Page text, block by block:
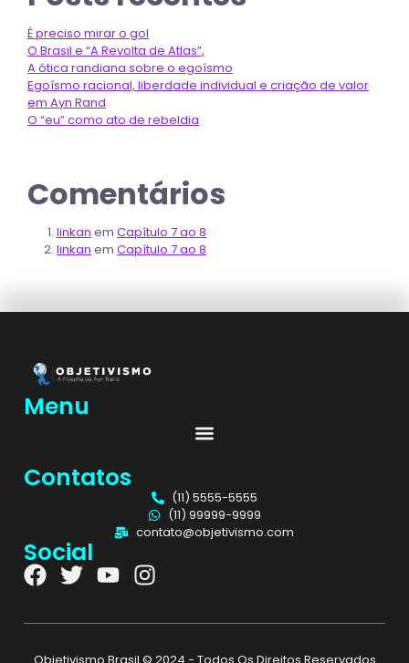
É preciso mirar o gol
O Brasil e “A Revolta de Atlas”,
A ótica randiana sobre o egoísmo
Egoísmo racional, liberdade individual e criação de valor
em Ayn Rand
O “eu” como ato de rebeldia
Comentários
linkan em Capítulo 7 ao 8
linkan em Capítulo 7 ao 8
Menu
Contatos
(11) 5555-5555
(11) 99999-9999
contato@objetivismo.com
Social